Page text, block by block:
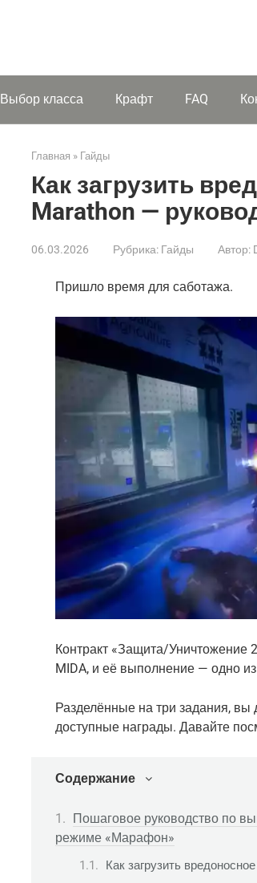
Выбор класса Крафт FAQ
Главная » Гайды
Как загрузить
Marathon —
06.03.2026 Рубрика: Гайды Автор:
Пришло время для саботажа.
Контракт «Защита/Уничтожение
MIDA, и её выполнение — одно
Разделённые на три задания, вы
доступные награды. Давайте
Содержание
Пошаговое руководство по
режиме «Марафон»
Как загрузить